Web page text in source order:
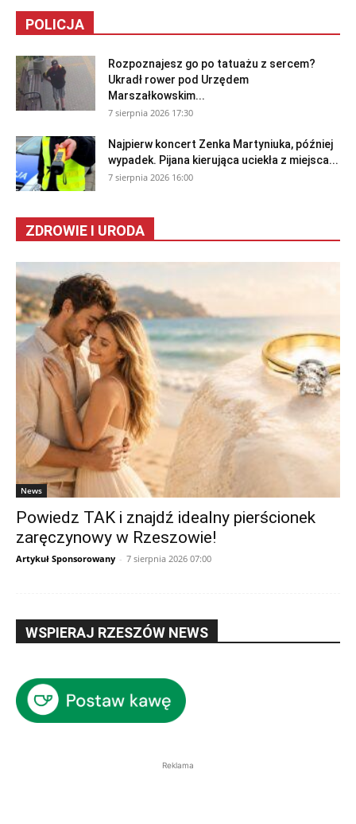
POLICJA
Rozpoznajesz go po tatuażu z sercem?
Ukradł rower pod Urzędem
Marszałkowskim...
7 sierpnia 2026 17:30
Najpierw koncert Zenka Martyniuka, później
wypadek. Pijana kierująca uciekła z miejsca...
7 sierpnia 2026 16:00
ZDROWIE I URODA
News
Powiedz TAK i znajdź idealny pierścionek
zaręczynowy w Rzeszowie!
Artykuł Sponsorowany - 7 sierpnia 2026 07:00
WSPIERAJ RZESZÓW NEWS
Reklama